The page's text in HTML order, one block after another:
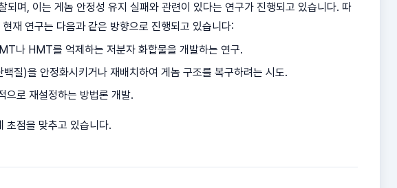
, 이는 게놈 안정성 유지 실패와 관련이 있다는 연구가 진행되고 있습니다. 따
재 연구는 다음과 같은 방향으로 진행되고 있습니다:
나 HMT를 억제하는 저분자 화합물을 개발하는 연구.
질)을 안정화시키거나 재배치하여 게놈 구조를 복구하려는 시도.
으로 재설정하는 방법론 개발.
초점을 맞추고 있습니다.